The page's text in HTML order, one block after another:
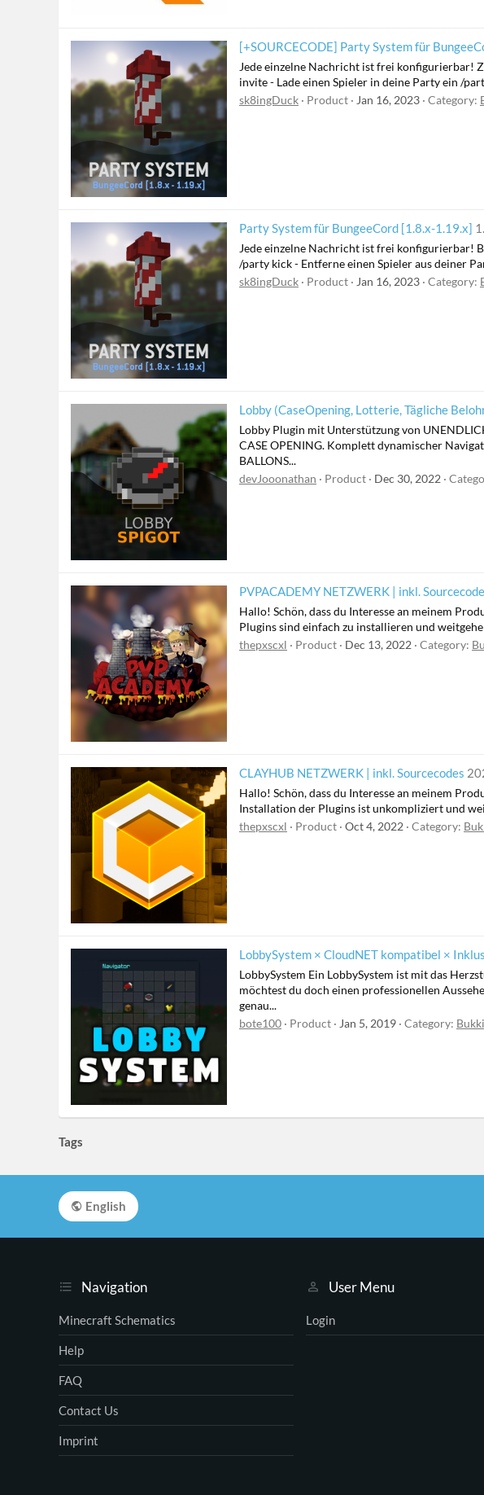
[+SOURCECODE] Party System für
Jede einzelne Nachricht ist frei konfigurierbar!
invite - Lade einen Spieler in deine Party ein /
sk8ingDuck
Product Jan 16, 2023 Category:
Party System für BungeeCord [1.8.x-1.19.x]
Jede einzelne Nachricht ist frei konfigurierbar!
/party kick - Entferne einen Spieler aus deiner
sk8ingDuck
Product Jan 16, 2023 Category:
Lobby (CaseOpening, Lotterie, Tägliche
Lobby Plugin mit Unterstützung von
CASE OPENING. Komplett dynamischer
BALLONS...
devJooonathan
Product Dec 30, 2022
PVPACADEMY NETZWERK | inkl.
Hallo! Schön, dass du Interesse an meinem
Plugins sind einfach zu installieren und
thepxscxl
Product Dec 13, 2022 Category:
CLAYHUB NETZWERK | inkl. Sourcecodes
Hallo! Schön, dass du Interesse an meinem
Installation der Plugins ist unkompliziert und
thepxscxl
Product Oct 4, 2022 Category:
LobbySystem × CloudNET kompatibel ×
LobbySystem Ein LobbySystem ist mit das
möchtest du doch einen professionellen
genau...
bote100
Product Jan 5, 2019 Category:
Tags
Navigation
Minecraft Schematics
Help
FAQ
Contact Us
Imprint
User Menu
Login
English